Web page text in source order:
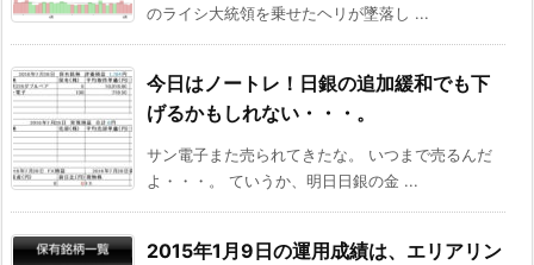
のライシ大統領を乗せたヘリが墜落し ...
今日はノートレ！日銀の追加緩和でも下
げるかもしれない・・・。
サン電子また売られてきたな。 いつまで売るんだ
よ・・・。 ていうか、明日日銀の金 ...
2015年1月9日の運用成績は、エリアリン